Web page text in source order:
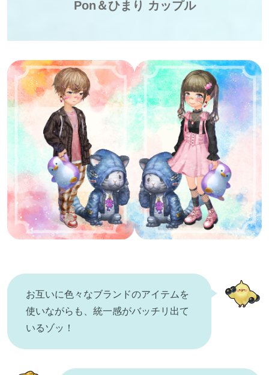
Pon＆ひまり カップル
お互いに色々なブランドのアイテムを
使いながらも、統一感がバッチリ出て
いるゾッ！